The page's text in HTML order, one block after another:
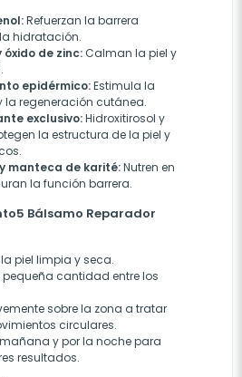
Refuerzan la barrera
hidratación.
de zinc: Calman la piel y
epidérmico:Estimula la
la regeneración cutánea.
exclusivo:Hidroxitirosol y
la estructura de la piel y
manteca de karité:Nutren en
la función barrera.
Bálsamo Reparador
piel limpia y seca.
cantidad entre los
sobre la zona a tratar
circulares.
y por la noche para
resultados.